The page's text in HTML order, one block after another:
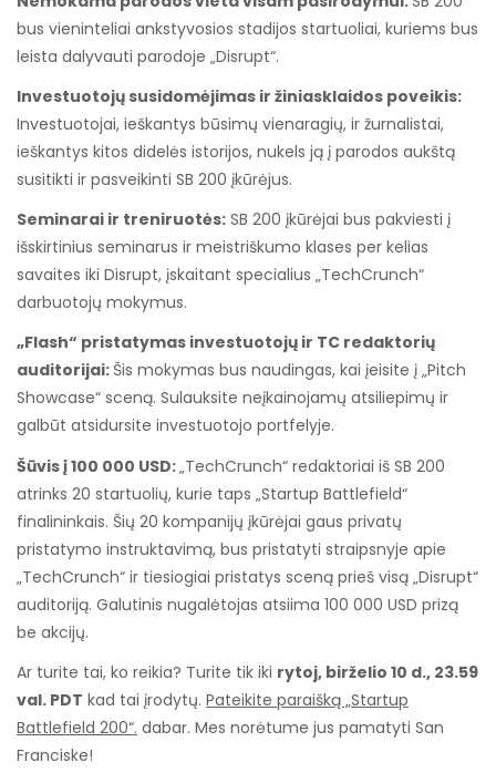
bus vieninteliai ankstyvosios stadijos startuoliai, kuriems bus
leista dalyvauti parodoje „Disrupt“.
Investuotojų susidomėjimas ir žiniasklaidos poveikis:
Investuotojai, ieškantys būsimų vienaragių, ir žurnalistai,
ieškantys kitos didelės istorijos, nukels ją į parodos aukštą
susitikti ir pasveikinti SB 200 įkūrėjus.
Seminarai ir treniruotės: SB 200 įkūrėjai bus pakviesti į
išskirtinius seminarus ir meistriškumo klases per kelias
savaites iki Disrupt, įskaitant specialius „TechCrunch“
darbuotojų mokymus.
„Flash“ pristatymas investuotojų ir TC redaktorių
auditorijai: Šis mokymas bus naudingas, kai įeisite į „Pitch
Showcase“ sceną. Sulauksite neįkainojamų atsiliepimų ir
galbūt atsidursite investuotojo portfelyje.
Šūvis į 100 000 USD:„TechCrunch“ redaktoriai iš SB 200
atrinks 20 startuolių, kurie taps „Startup Battlefield“
finalininkais. Šių 20 kompanijų įkūrėjai gaus privatų
pristatymo instruktavimą, bus pristatyti straipsnyje apie
„TechCrunch“ ir tiesiogiai pristatys sceną prieš visą „Disrupt“
auditoriją. Galutinis nugalėtojas atsiima 100 000 USD prizą
be akcijų.
Ar turite tai, ko reikia? Turite tik iki rytoj, birželio 10 d., 23.59
val. PDT kad tai įrodytų. Pateikite paraišką „Startup
Battlefield 200“. dabar. Mes norėtume jus pamatyti San
Franciske!